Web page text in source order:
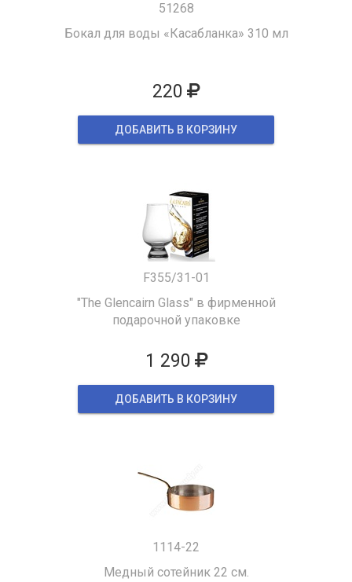
51268
Бокал для воды «Касабланка» 310 мл
220
ДОБАВИТЬ В КОРЗИНУ
F355/31-01
"The Glencairn Glass" в фирменной
подарочной упаковке
1 290
ДОБАВИТЬ В КОРЗИНУ
1114-22
Медный сотейник 22 см.